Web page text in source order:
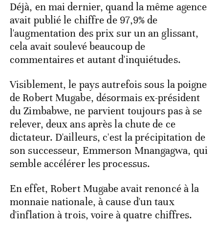
Déjà, en mai dernier, quand la même agence
avait publié le chiffre de 97,9% de
l'augmentation des prix sur un an glissant,
cela avait soulevé beaucoup de
commentaires et autant d'inquiétudes.
Visiblement, le pays autrefois sous la poigne
de Robert Mugabe, désormais ex-président
du Zimbabwe, ne parvient toujours pas à se
relever, deux ans après la chute de ce
dictateur. D'ailleurs, c'est la précipitation de
son successeur, Emmerson Mnangagwa, qui
semble accélérer les processus.
En effet, Robert Mugabe avait renoncé à la
monnaie nationale, à cause d'un taux
d'inflation à trois, voire à quatre chiffres.